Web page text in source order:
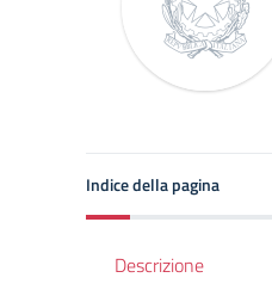
Indice della pagina
Descrizione